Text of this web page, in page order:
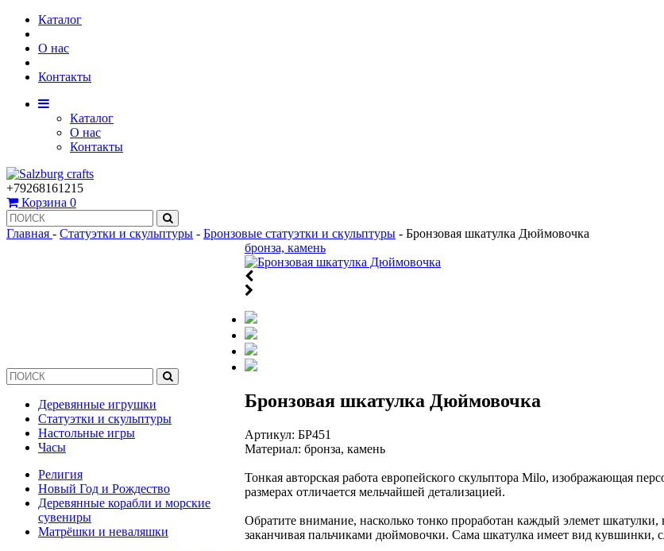
Каталог
О нас
Контакты
Каталог
О нас
Контакты
+79268161215
Корзина 0
Главная - Статуэтки и скульптуры - Бронзовые статуэтки и скульптуры - Бронзовая шкатулка Дюймовочка
Деревянные игрушки
Статуэтки и скульптуры
Настольные игры
Часы
Религия
Новый Год и Рождество
Деревянные корабли и морские
сувениры
Матрёшки и неваляшки
бронза, камень
Бронзовая шкатулка Дюймовочка
Артикул: БР451
Материал: бронза, камень
Тонкая авторская работа европейского скульптора Milo, изображающая
размерах отличается мельчайшей детализацией.
Обратите внимание, насколько тонко проработан каждый элемет
заканчивая пальчиками дюймовочки. Сама шкатулка имеет вид